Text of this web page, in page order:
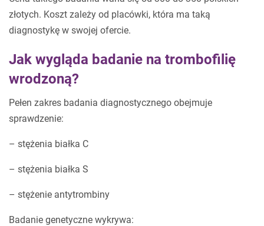
złotych. Koszt zależy od placówki, która ma taką
diagnostykę w swojej ofercie.
Jak wygląda badanie na trombofilię
wrodzoną?
Pełen zakres badania diagnostycznego obejmuje
sprawdzenie:
– stężenia białka C
– stężenia białka S
– stężenie antytrombiny
Badanie genetyczne wykrywa: